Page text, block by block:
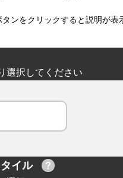
タンをクリックすると説明が表
選択してください
イル